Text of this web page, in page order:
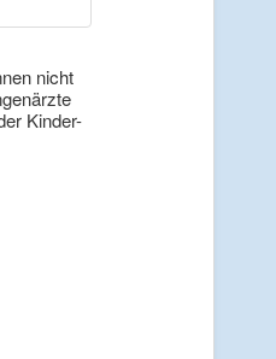
nicht
Kinder-